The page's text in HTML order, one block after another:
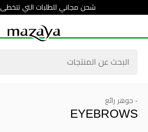
شحن مجاني للطلبات التي تتخطى ٣٥٠٠ جنيه
- جوهر رائع
EYEBROWS